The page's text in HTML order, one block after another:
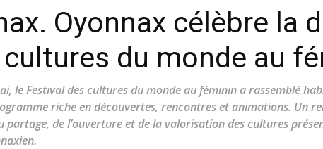
Oyonnax célèbre la
du monde au
le Festival des cultures du monde au féminin a rassemblé
riche en découvertes, rencontres et animations. Un
partage, de l’ouverture et de la valorisation des cultures